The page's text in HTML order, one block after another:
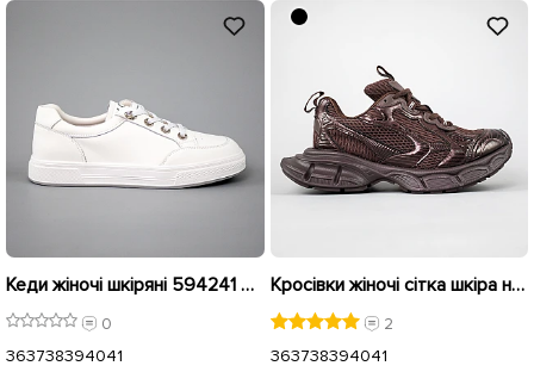
Кеди жіночі шкіряні 594241 Білі
0
363738394041
Кросівки жіночі сітка шкіра на широкій підошві 594057 Коричневі
2
363738394041